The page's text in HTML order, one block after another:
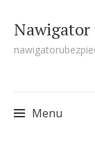
Nawigator
Menu